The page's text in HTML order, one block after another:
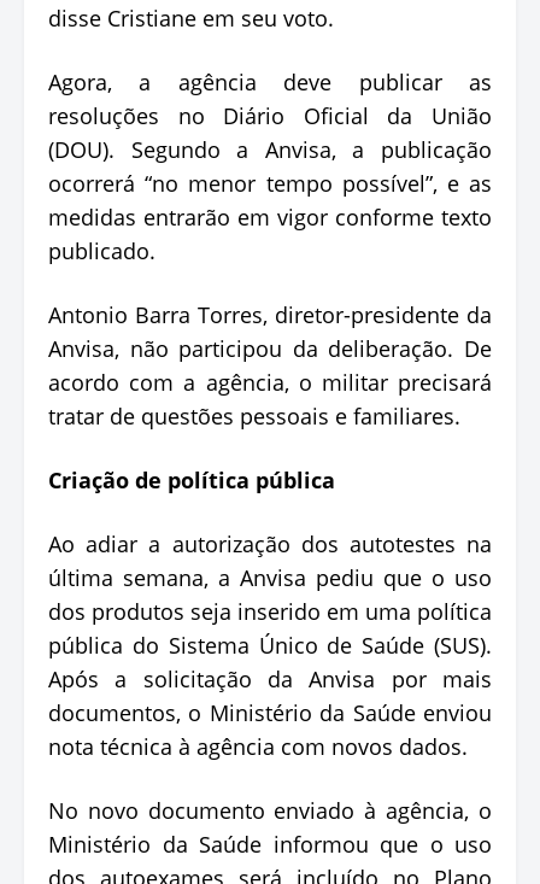
disse Cristiane em seu voto.
Agora, a agência deve publicar as
resoluções no Diário Oficial da União
(DOU). Segundo a Anvisa, a publicação
ocorrerá “no menor tempo possível”, e as
medidas entrarão em vigor conforme texto
publicado.
Antonio Barra Torres, diretor-presidente da
Anvisa, não participou da deliberação. De
acordo com a agência, o militar precisará
tratar de questões pessoais e familiares.
Criação de política pública
Ao adiar a autorização dos autotestes na
última semana, a Anvisa pediu que o uso
dos produtos seja inserido em uma política
pública do Sistema Único de Saúde (SUS).
Após a solicitação da Anvisa por mais
documentos, o Ministério da Saúde enviou
nota técnica à agência com novos dados.
No novo documento enviado à agência, o
Ministério da Saúde informou que o uso
dos autoexames será incluído no Plano